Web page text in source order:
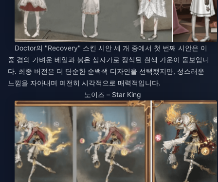
Doctor의 "Recovery" 스킨 시안 세 개 중에서 첫 번째 시안은 이
중 겹의 가벼운 베일과 붉은 십자가로 장식된 흰색 가운이 돋보입니
다. 최종 버전은 더 단순한 순백색 디자인을 선택했지만, 성스러운
느낌을 자아내며 여전히 시각적으로 매력적입니다.
노이즈 – Star King